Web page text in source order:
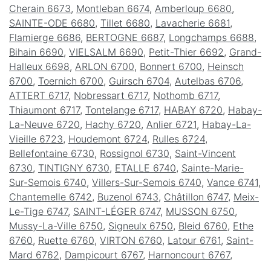
Cherain 6673, Montleban 6674, Amberloup 6680,
SAINTE-ODE 6680, Tillet 6680, Lavacherie 6681,
Flamierge 6686, BERTOGNE 6687, Longchamps 6688,
Bihain 6690, VIELSALM 6690, Petit-Thier 6692 , Grand-
Halleux 6698, ARLON 6700, Bonnert 6700, Heinsch
6700, Toernich 6700, Guirsch 6704, Autelbas 6706,
ATTERT 6717, Nobressart 6717, Nothomb 6717,
Thiaumont 6717, Tontelange 6717, HABAY 6720, Habay-
La-Neuve 6720, Hachy 6720, Anlier 6721, Habay-La-
Vieille 6723, Houdemont 6724, Rulles 6724,
Bellefontaine 6730, Rossignol 6730, Saint-Vincent
6730, TINTIGNY 6730, ETALLE 6740, Sainte-Marie-
Sur-Semois 6740, Villers-Sur-Semois 6740, Vance 6741,
Chantemelle 6742 , Buzenol 6743, Châtillon 6747, Meix-
Le-Tige 6747, SAINT-LÉGER 6747, MUSSON 6750,
Mussy-La-Ville 6750, Signeulx 6750, Bleid 6760, Ethe
6760, Ruette 6760, VIRTON 6760, Latour 6761, Saint-
Mard 6762 , Dampicourt 6767, Harnoncourt 6767,